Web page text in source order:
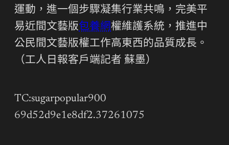
運動，進一個步驟凝集行業共鳴，完美平
易近間文藝版包養網權維護系統，推進中
公民間文藝版權工作高東西的品質成長。
（工人日報客戶端記者 蘇墨）
TC:sugarpopular900
69d52d9e1e8df2.37261075